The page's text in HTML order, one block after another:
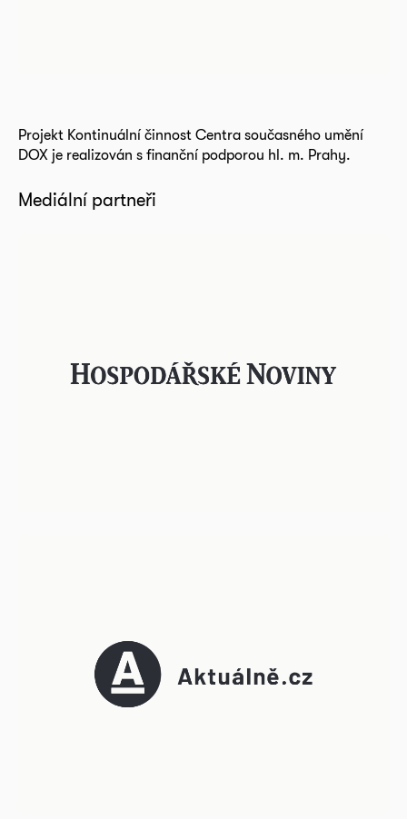
Projekt Kontinuální činnost Centra současného umění
DOX je realizován s finanční podporou hl. m. Prahy.
Mediální partneři